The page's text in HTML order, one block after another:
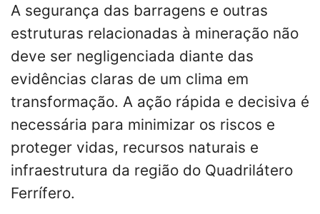
A segurança das barragens e outras
estruturas relacionadas à mineração não
deve ser negligenciada diante das
evidências claras de um clima em
transformação. A ação rápida e decisiva é
necessária para minimizar os riscos e
proteger vidas, recursos naturais e
infraestrutura da região do Quadrilátero
Ferrífero.